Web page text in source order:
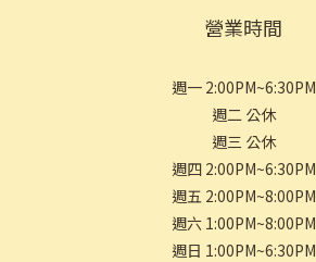
營業時間
週一 2:00PM~6:30PM
週二 公休
週三 公休
週四 2:00PM~6:30PM
週五 2:00PM~8:00PM
週六 1:00PM~8:00PM
週日 1:00PM~6:30PM